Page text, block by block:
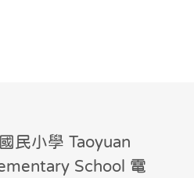
民小學 Taoyuan
School 電